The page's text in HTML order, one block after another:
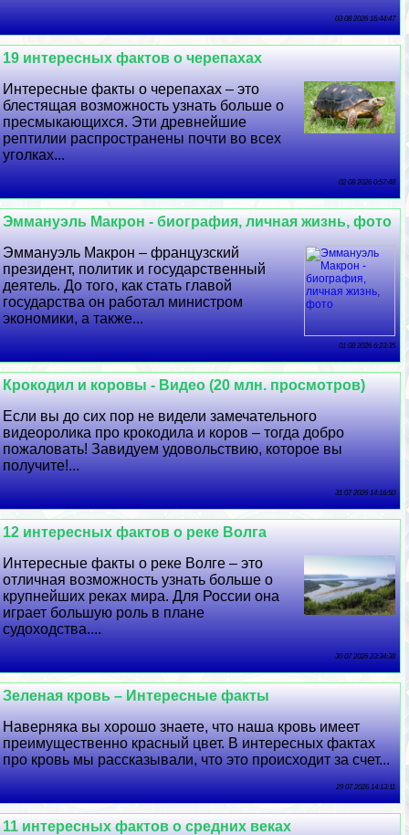
03 08 2026 16:44:47
19 интересных фактов о черепахах
Интересные факты о черепахах – это
блестящая возможность узнать больше о
пресмыкающихся. Эти древнейшие
рептилии распространены почти во всех
уголках...
02 08 2026 0:57:48
Эммануэль Макрон - биография, личная жизнь, фото
Эммануэль Макрон – французский
президент, политик и государственный
деятель. До того, как стать главой
государства он работал министром
экономики, а также...
01 08 2026 6:23:35
Крокодил и коровы - Видео (20 млн. просмотров)
Если вы до сих пор не видели замечательного
видеоролика про крокодила и коров – тогда добро
пожаловать! Завидуем удовольствию, которое вы
получите!...
31 07 2026 14:16:50
12 интересных фактов о реке Волга
Интересные факты о реке Волге – это
отличная возможность узнать больше о
крупнейших реках мира. Для России она
играет большую роль в плане
судоходства....
30 07 2026 23:34:38
Зеленая кровь – Интересные факты
Наверняка вы хорошо знаете, что наша кровь имеет
преимущественно красный цвет. В интересных фактах
про кровь мы рассказывали, что это происходит за счет...
29 07 2026 14:13:11
11 интересных фактов о средних веках